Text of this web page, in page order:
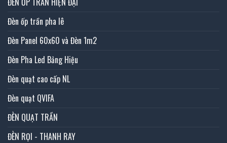
Đèn ốp trần pha lê
Đèn Panel 60x60 và Đèn 1m2
Đèn Pha Led Bảng Hiệu
Đèn quạt cao cấp NL
Đèn quạt QVIFA
ĐÈN QUẠT TRẦN
ĐÈN RỌI - THANH RAY